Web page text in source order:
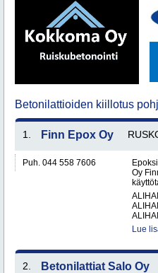
Betonilattioiden kiillotus
1. Finn Epox Oy
Puh. 044 558 7606
Oy
Lue
2. Betonilattiat Salo Oy